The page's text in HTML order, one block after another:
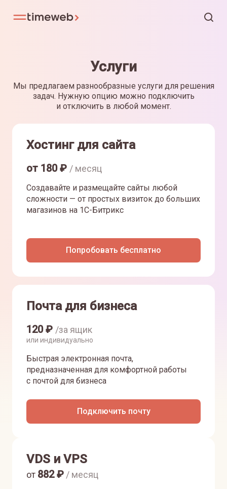
Услуги
Мы предлагаем разнообразные услуги для решения
задач. Нужную опцию можно подключить
и отключить в любой момент.
Хостинг для сайта
от 180₽ / месяц
Создавайте и размещайте сайты любой
сложности — от простых визиток до больших
магазинов на 1С-Битрикс
Попробовать бесплатно
Почта для бизнеса
120₽ /за ящик
или индивидуально
Быстрая электронная почта,
предназначенная для комфортной работы
с почтой для бизнеса
Подключить почту
VDS и VPS
от 882₽ / месяц